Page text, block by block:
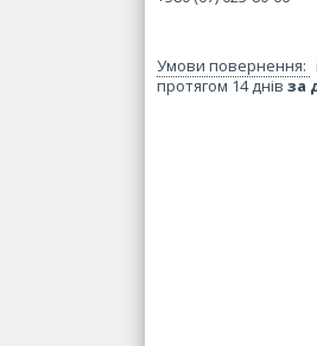
протягом 14 днів за